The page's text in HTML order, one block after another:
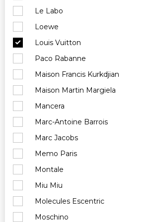
Le Labo
Loewe
Louis Vuitton
Paco Rabanne
Maison Francis Kurkdjian
Maison Martin Margiela
Mancera
Marc-Antoine Barrois
Marc Jacobs
Memo Paris
Montale
Miu Miu
Molecules Escentric
Moschino